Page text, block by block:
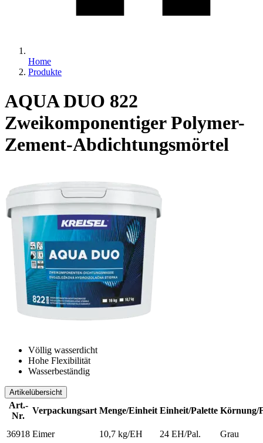
Home
Produkte
AQUA DUO 822
Zweikomponentiger Polymer-
Zement-Abdichtungsmörtel
Völlig wasserdicht
Hohe Flexibilität
Wasserbeständig
Artikelübersicht
Art.-
Nr.
Verpackungsart Menge/Einheit Einheit/Palette Körnung/
36918 Eimer 10,7 kg/EH 24 EH/Pal. Grau